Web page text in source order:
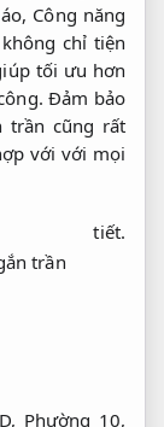
Công năng
chỉ tiện
tối ưu hơn
Đảm bảo
trần cũng rất
với với mọi
tiết.
Phường 10,